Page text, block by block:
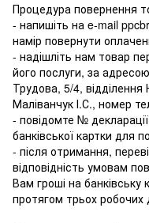
Процедура повернення
- напишіть на e-mail
намір повернути
- надішліть нам товар
його послуги, за
Трудова, 5/4,
Маліванчук І.С., номер
- повідомте №
банківської картки для
- після отримання,
відповідність умовам
Вам гроші на
протягом трьох робочих